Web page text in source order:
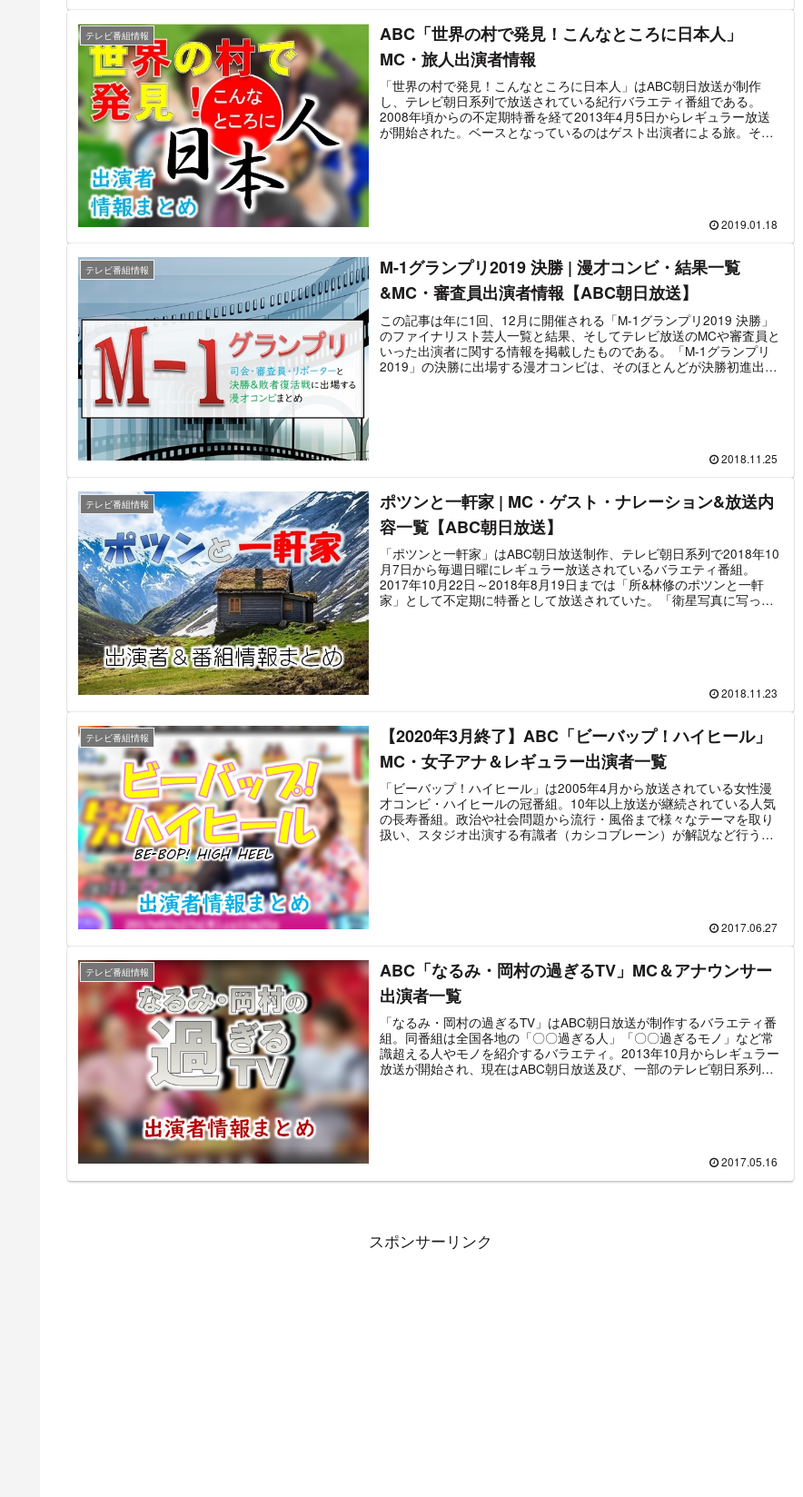
テレビ番組情報
ABC「世界の村で発見！こんなところに日本人」
MC・旅人出演者情報
「世界の村で発見！こんなところに日本人」はABC朝日放送が制作
し、テレビ朝日系列で放送されている紀行バラエティ番組である。
2008年頃からの不定期特番を経て2013年4月5日からレギュラー放送
が開始された。ベースとなっているのはゲスト出演者による旅。その
にVTRを鑑賞するスタイルで進行していく。また、旅をするのはゲス
アフリカ54か国に住む日本人全員に会いに行きます！」という企画を
スタートさせており、彼が現在「海外ロケのとても多いタレント」と
なったのはこの番組に起因している。レギュラー放送は2019年3月26
日で終了し、以降は再び不定期の特番放送に移行している。最新放送
回は2022年5月24日「世界の村で発見！こんなところに日本人 2時間
SP」。前回から約2年ぶりの放送となった。
2019.01.18
テレビ番組情報
M-1グランプリ2019 決勝 | 漫才コンビ・結果一覧
&MC・審査員出演者情報【ABC朝日放送】
この記事は年に1回、12月に開催される「M-1グランプリ2019 決勝」
のファイナリスト芸人一覧と結果、そしてテレビ放送のMCや審査員と
いった出演者に関する情報を掲載したものである。「M-1グランプリ
2019」の決勝に出場する漫才コンビは、そのほとんどが決勝初進出。
2018.11.25
テレビ番組情報
ポツンと一軒家 | MC・ゲスト・ナレーション&放送内
容一覧【ABC朝日放送】
「ポツンと一軒家」はABC朝日放送制作、テレビ朝日系列で2018年10
月7日から毎週日曜にレギュラー放送されているバラエティ番組。
2017年10月22日～2018年8月19日までは「所&林修のポツンと一軒
家」として不定期に特番として放送されていた。「衛星写真に写って
で、裏番組の日本テレビ系「世界の果てまでイッテQ!」と互角の視聴
西で2019年8月18日放送の23.4%を記録しており、たびたびエンタメ
ニュースとして取り上げられる。この記事では「ポツンと一軒家」の
番組情報や出演するタレント情報を中心にまとめた。
2018.11.23
テレビ番組情報
【2020年3月終了】ABC「ビーバップ！ハイヒール」
MC・女子アナ＆レギュラー出演者一覧
「ビーバップ！ハイヒール」は2005年4月から放送されている女性漫
才コンビ・ハイヒールの冠番組。10年以上放送が継続されている人気
の長寿番組。政治や社会問題から流行・風俗まで様々なテーマを取り
扱い、スタジオ出演する有識者（カシコブレーン）が解説など行う。
2017.06.27
テレビ番組情報
ABC「なるみ・岡村の過ぎるTV」MC＆アナウンサー
出演者一覧
「なるみ・岡村の過ぎるTV」はABC朝日放送が制作するバラエティ番
組。同番組は全国各地の「〇〇過ぎる人」「〇〇過ぎるモノ」など常
識超える人やモノを紹介するバラエティ。2013年10月からレギュラー
放送が開始され、現在はABC朝日放送及び、一部のテレビ朝日系列局
ていたが、MCの「なるみ」の産休を機に横山太一＆斎藤真美のコンビ
2017.05.16
スポンサーリンク